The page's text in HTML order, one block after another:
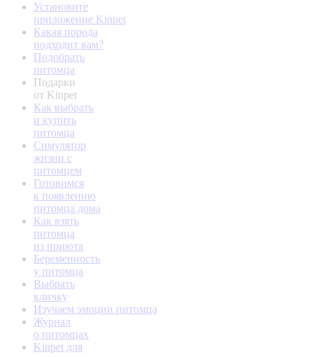
Установите
приложение Kinpet
Какая порода
подходит вам?
Подобрать
питомца
Подарки
от Kinpet
Как выбрать
и купить
питомца
Симулятор
жизни с
питомцем
Готовимся
к появлению
питомца дома
Как взять
питомца
из приюта
Беременность
у питомца
Выбрать
кличку
Изучаем эмоции питомца
Журнал
о питомцах
Kinpet для